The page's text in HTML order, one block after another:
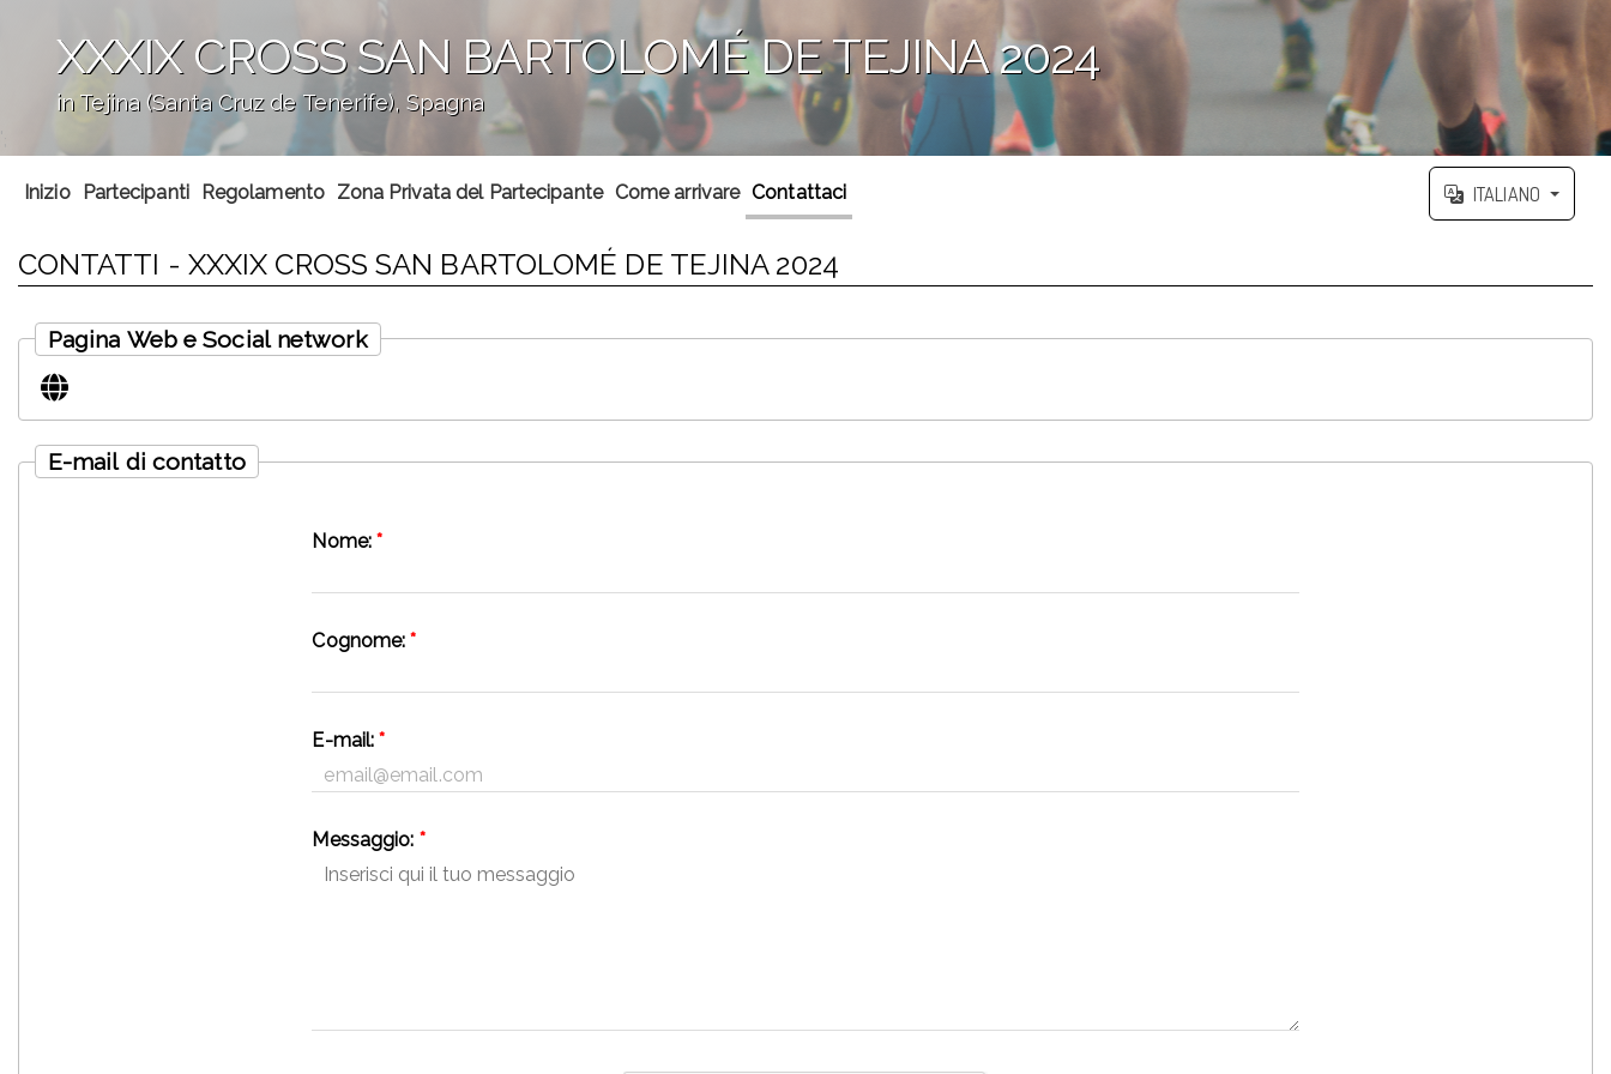
XXXIX CROSS SAN BARTOLOMÉ DE TEJINA 2024
in Tejina (Santa Cruz de Tenerife), Spagna
';
Inizio Partecipanti Regolamento Zona Privata del Partecipante Come arrivare Contattaci ITALIANO
CONTATTI - XXXIX CROSS SAN BARTOLOMÉ DE TEJINA 2024
Pagina Web e Social network
E-mail di contatto
Nome:*
Cognome:*
E-mail:*
Messaggio: *